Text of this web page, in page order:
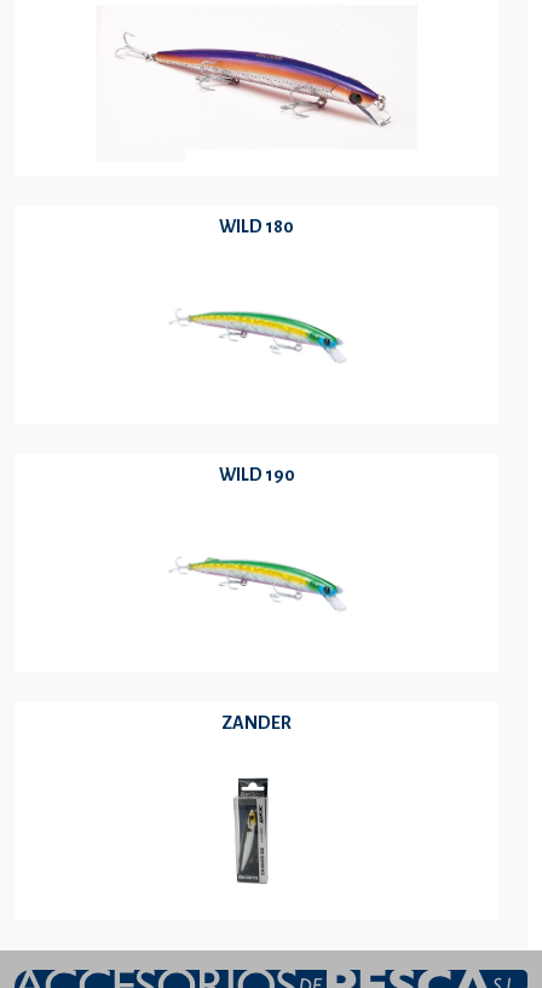
WILD 180
WILD 190
ZANDER